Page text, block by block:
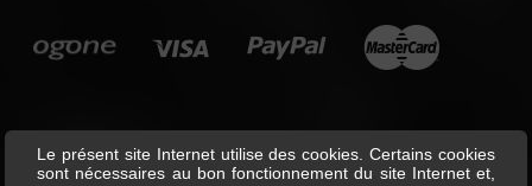
Le présent site Internet utilise des cookies. Certains cookies
sont nécessaires au bon fonctionnement du site Internet et,